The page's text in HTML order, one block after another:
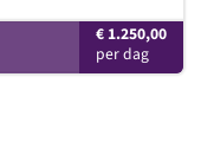
€ 1.250,00